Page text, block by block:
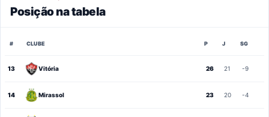
Posição na tabela
# CLUBE P J SG
13 Vitória 26 21 -9
14 Mirassol 23 20 -4